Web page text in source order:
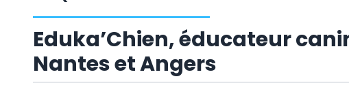
Eduka’Chien, éducateur
Nantes et Angers